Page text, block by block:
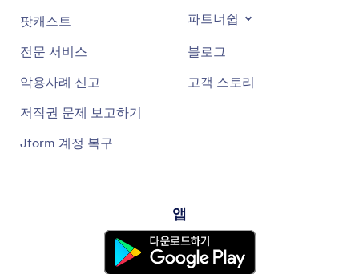
팟캐스트
전문 서비스
악용사례 신고
저작권 문제 보고하기
Jform 계정 복구
파트너쉽
블로그
고객 스토리
앱